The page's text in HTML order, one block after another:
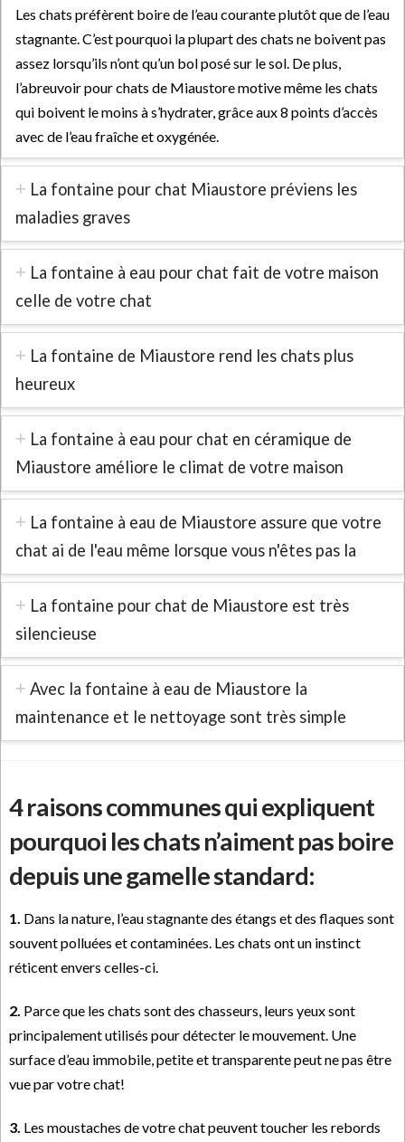
Les chats préfèrent boire de l’eau courante plutôt que de l’eau
stagnante. C’est pourquoi la plupart des chats ne boivent pas
assez lorsqu’ils n’ont qu’un bol posé sur le sol. De plus,
l’abreuvoir pour chats de Miaustore motive même les chats
qui boivent le moins à s’hydrater, grâce aux 8 points d’accès
avec de l’eau fraîche et oxygénée.
La fontaine pour chat Miaustore préviens les
maladies graves
La fontaine à eau pour chat fait de votre maison
celle de votre chat
La fontaine de Miaustore rend les chats plus
heureux
La fontaine à eau pour chat en céramique de
Miaustore améliore le climat de votre maison
La fontaine à eau de Miaustore assure que votre
chat ai de l'eau même lorsque vous n'êtes pas la
La fontaine pour chat de Miaustore est très
silencieuse
Avec la fontaine à eau de Miaustore la
maintenance et le nettoyage sont très simple
4 raisons communes qui expliquent
pourquoi les chats n’aiment pas boire
depuis une gamelle standard:
1. Dans la nature, l’eau stagnante des étangs et des flaques sont
souvent polluées et contaminées. Les chats ont un instinct
réticent envers celles-ci.
2. Parce que les chats sont des chasseurs, leurs yeux sont
principalement utilisés pour détecter le mouvement. Une
surface d’eau immobile, petite et transparente peut ne pas être
vue par votre chat!
3. Les moustaches de votre chat peuvent toucher les rebords